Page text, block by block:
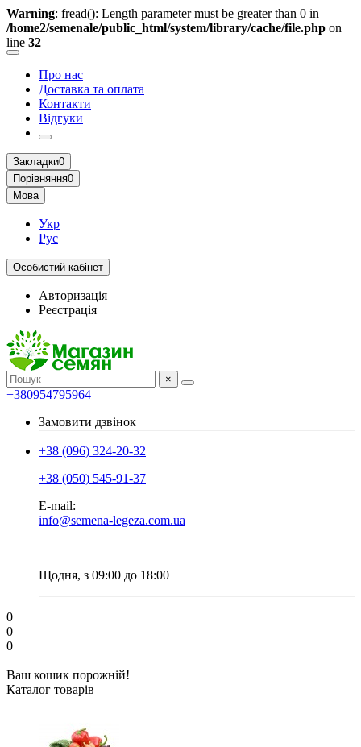
Warning: fread(): Length parameter must be greater than 0 in
/home2/semenale/public_html/system/library/cache/file.php on
line 32
Про нас
Доставка та оплата
Контакти
Відгуки
Закладки0
Порівняння0
Мова
Укр
Рус
Особистий кабінет
Авторизація
Реєстрація
×
+380954795964
Замовити дзвінок
+38 (096) 324-20-32
+38 (050) 545-91-37
E-mail:
info@semena-legeza.com.ua
Щодня, з 09:00 до 18:00
0
0
0
Ваш кошик порожній!
Каталог товарів